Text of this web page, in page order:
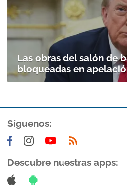
Las obras del salón de
bloqueadas en
Síguenos:
Descubre nuestras apps: